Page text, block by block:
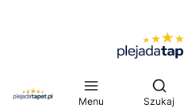
Menu Szukaj